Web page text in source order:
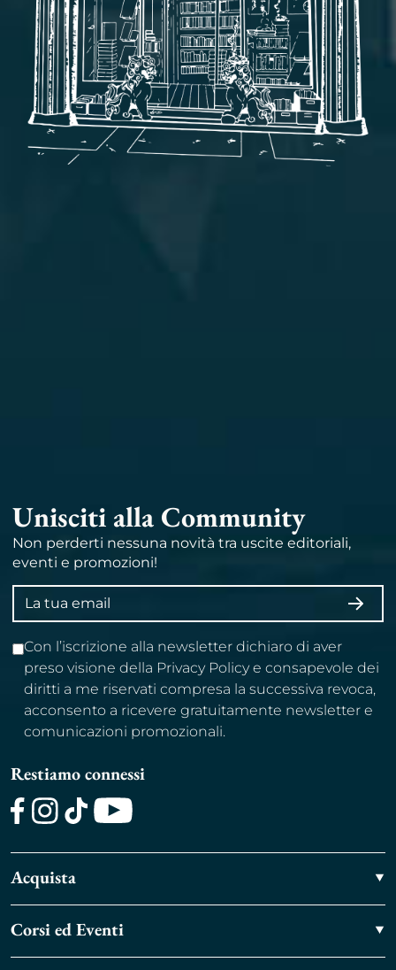
Unisciti alla Community
Non perderti nessuna novità tra uscite editoriali,
eventi e promozioni!
Indirizzo
email
Con l’iscrizione alla newsletter dichiaro di aver
preso visione della Privacy Policy e consapevole dei
diritti a me riservati compresa la successiva revoca,
acconsento a ricevere gratuitamente newsletter e
comunicazioni promozionali.
Restiamo connessi
Acquista
Corsi ed Eventi